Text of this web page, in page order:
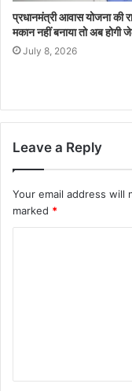
प्रधानमंत्री आवास योजना की
मकान नहीं बनाया तो अब होगी
July 8, 2026
Leave a Reply
Your email address will
marked *